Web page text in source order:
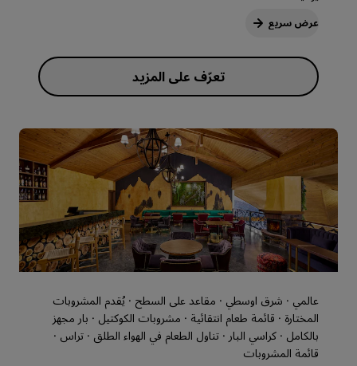
عرض سريع
عالمي · شرق اوسطي · مقاعد على السطح · يُقدم المشروبات
المختارة · قائمة طعام انتقائية · مشروبات الكوكتيل · بار مجهز
بالكامل · كراسي البار · تناول الطعام في الهواء الطلق · تراس ·
قائمة المشروبات